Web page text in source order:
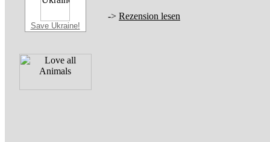
Save Ukraine!
-> Rezension lesen